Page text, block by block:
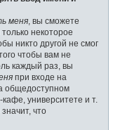
меня , вы сможете
некоторое
никто другой не смог
чтобы вам не
каждый раз, вы
при входе на
общедоступном
университете и т.
значит, что